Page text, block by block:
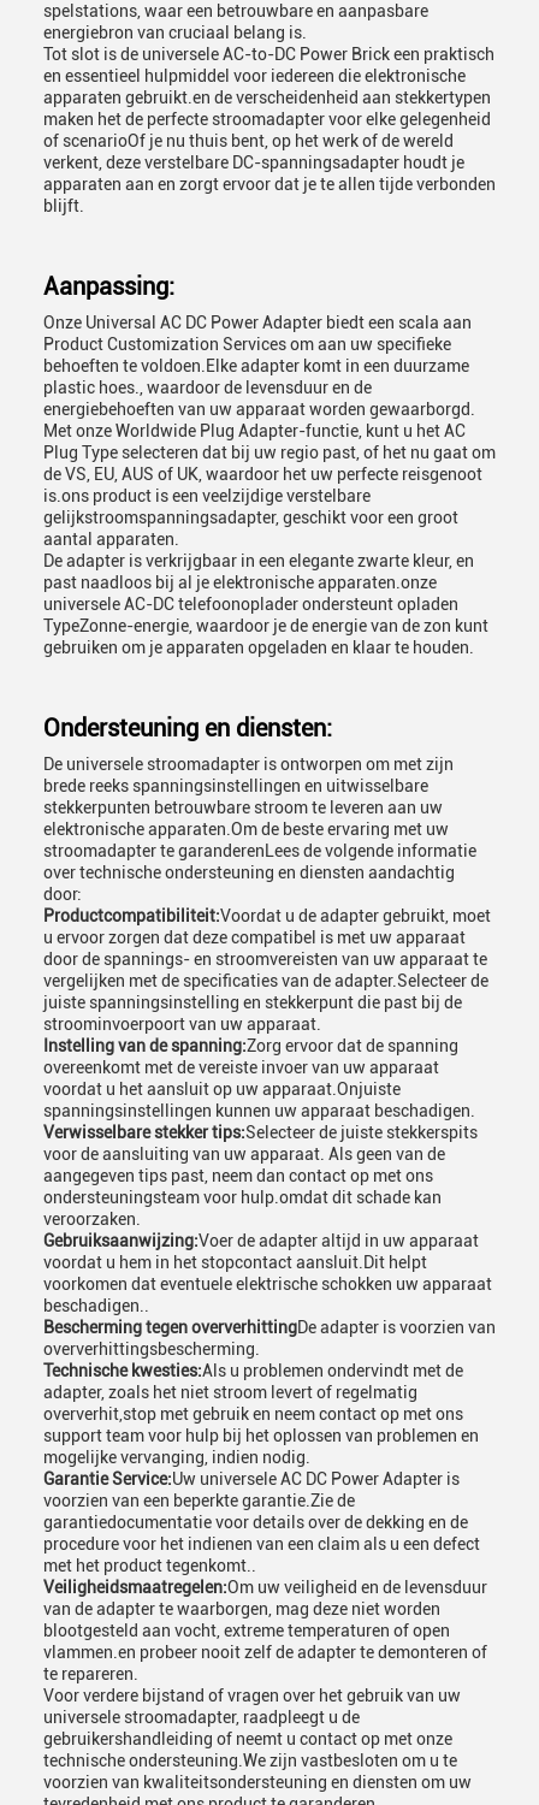
spelstations, waar een betrouwbare en aanpasbare
energiebron van cruciaal belang is.
Tot slot is de universele AC-to-DC Power Brick een praktisch
en essentieel hulpmiddel voor iedereen die elektronische
apparaten gebruikt.en de verscheidenheid aan stekkertypen
maken het de perfecte stroomadapter voor elke gelegenheid
of scenarioOf je nu thuis bent, op het werk of de wereld
verkent, deze verstelbare DC-spanningsadapter houdt je
apparaten aan en zorgt ervoor dat je te allen tijde verbonden
blijft.
Aanpassing:
Onze Universal AC DC Power Adapter biedt een scala aan
Product Customization Services om aan uw specifieke
behoeften te voldoen.Elke adapter komt in een duurzame
plastic hoes., waardoor de levensduur en de
energiebehoeften van uw apparaat worden gewaarborgd.
Met onze Worldwide Plug Adapter-functie, kunt u het AC
Plug Type selecteren dat bij uw regio past, of het nu gaat om
de VS, EU, AUS of UK, waardoor het uw perfecte reisgenoot
is.ons product is een veelzijdige verstelbare
gelijkstroomspanningsadapter, geschikt voor een groot
aantal apparaten.
De adapter is verkrijgbaar in een elegante zwarte kleur, en
past naadloos bij al je elektronische apparaten.onze
universele AC-DC telefoonoplader ondersteunt opladen
TypeZonne-energie, waardoor je de energie van de zon kunt
gebruiken om je apparaten opgeladen en klaar te houden.
Ondersteuning en diensten:
De universele stroomadapter is ontworpen om met zijn
brede reeks spanningsinstellingen en uitwisselbare
stekkerpunten betrouwbare stroom te leveren aan uw
elektronische apparaten.Om de beste ervaring met uw
stroomadapter te garanderenLees de volgende informatie
over technische ondersteuning en diensten aandachtig
door:
Productcompatibiliteit:Voordat u de adapter gebruikt, moet
u ervoor zorgen dat deze compatibel is met uw apparaat
door de spannings- en stroomvereisten van uw apparaat te
vergelijken met de specificaties van de adapter.Selecteer de
juiste spanningsinstelling en stekkerpunt die past bij de
stroominvoerpoort van uw apparaat.
Instelling van de spanning:Zorg ervoor dat de spanning
overeenkomt met de vereiste invoer van uw apparaat
voordat u het aansluit op uw apparaat.Onjuiste
spanningsinstellingen kunnen uw apparaat beschadigen.
Verwisselbare stekker tips:Selecteer de juiste stekkerspits
voor de aansluiting van uw apparaat. Als geen van de
aangegeven tips past, neem dan contact op met ons
ondersteuningsteam voor hulp.omdat dit schade kan
veroorzaken.
Gebruiksaanwijzing:Voer de adapter altijd in uw apparaat
voordat u hem in het stopcontact aansluit.Dit helpt
voorkomen dat eventuele elektrische schokken uw apparaat
beschadigen..
Bescherming tegen oververhittingDe adapter is voorzien van
oververhittingsbescherming.
Technische kwesties:Als u problemen ondervindt met de
adapter, zoals het niet stroom levert of regelmatig
oververhit,stop met gebruik en neem contact op met ons
support team voor hulp bij het oplossen van problemen en
mogelijke vervanging, indien nodig.
Garantie Service:Uw universele AC DC Power Adapter is
voorzien van een beperkte garantie.Zie de
garantiedocumentatie voor details over de dekking en de
procedure voor het indienen van een claim als u een defect
met het product tegenkomt..
Veiligheidsmaatregelen:Om uw veiligheid en de levensduur
van de adapter te waarborgen, mag deze niet worden
blootgesteld aan vocht, extreme temperaturen of open
vlammen.en probeer nooit zelf de adapter te demonteren of
te repareren.
Voor verdere bijstand of vragen over het gebruik van uw
universele stroomadapter, raadpleegt u de
gebruikershandleiding of neemt u contact op met onze
technische ondersteuning.We zijn vastbesloten om u te
voorzien van kwaliteitsondersteuning en diensten om uw